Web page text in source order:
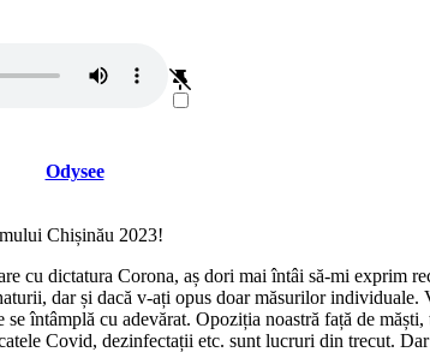
Odysee
Chișinău 2023!
cu dictatura Corona, aș dori mai întâi să-mi exprim
dar și dacă v-ați opus doar măsurilor individuale.
se întâmplă cu adevărat. Opoziția noastră față de
Covid, dezinfectații etc. sunt lucruri din trecut.